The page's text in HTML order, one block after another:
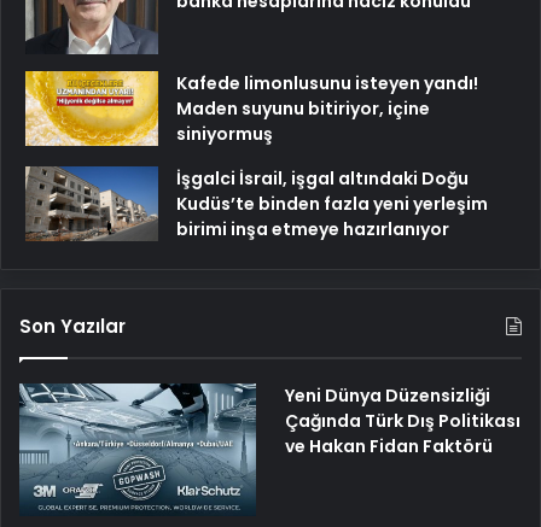
Kafede limonlusunu isteyen yandı!
Maden suyunu bitiriyor, içine
siniyormuş
İşgalci İsrail, işgal altındaki Doğu
Kudüs’te binden fazla yeni yerleşim
birimi inşa etmeye hazırlanıyor
Son Yazılar
Yeni Dünya Düzensizliği
Çağında Türk Dış Politikası
ve Hakan Fidan Faktörü